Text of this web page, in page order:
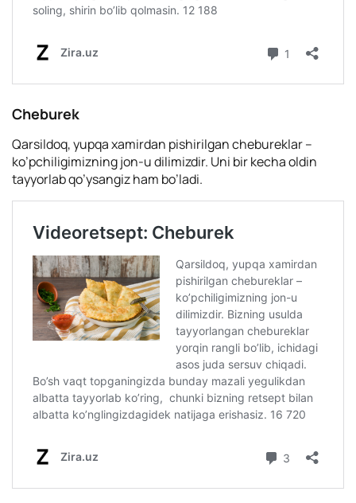
Cheburek
Qarsildoq, yupqa xamirdan pishirilgan chebureklar –
ko’pchiligimizning jon-u dilimizdir. Uni bir kecha oldin
tayyorlab qo’ysangiz ham bo’ladi.